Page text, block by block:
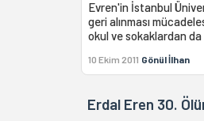
Evren'in İstanbul
geri alınması
okul ve sokaklardan da
10 Ekim 2011 Gönül İlhan
Erdal Eren 30.